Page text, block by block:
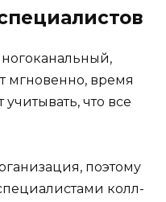
мгновенно, время
что все
поэтому
колл-